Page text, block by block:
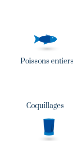
Poissons entiers
Coquillages